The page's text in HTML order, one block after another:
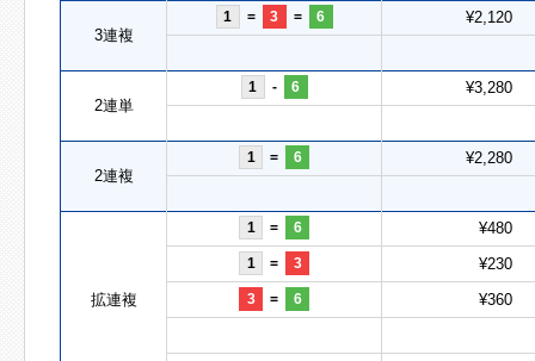
3連複
1 = 3 = 6 ¥2,120
2連単
1 - 6 ¥3,280
2連複
1 = 6 ¥2,280
拡連複
1 = 6 ¥480
1 = 3 ¥230
3 = 6 ¥360